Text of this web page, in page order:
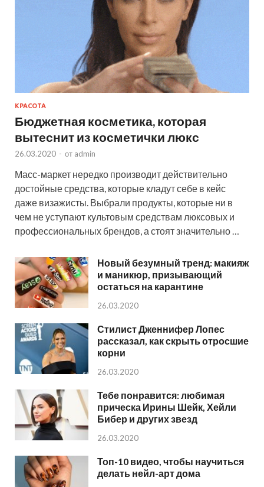
КРАСОТА
Бюджетная косметика, которая
вытеснит из косметички люкс
26.03.2020 - от admin
Масс-маркет нередко производит действительно
достойные средства, которые кладут себе в кейс
даже визажисты. Выбрали продукты, которые ни в
чем не уступают культовым средствам люксовых и
профессиональных брендов, а стоят значительно …
Новый безумный тренд: макияж
и маникюр, призывающий
остаться на карантине
26.03.2020
Стилист Дженнифер Лопес
рассказал, как скрыть отросшие
корни
26.03.2020
Тебе понравится: любимая
прическа Ирины Шейк, Хейли
Бибер и других звезд
26.03.2020
Топ-10 видео, чтобы научиться
делать нейл-арт дома